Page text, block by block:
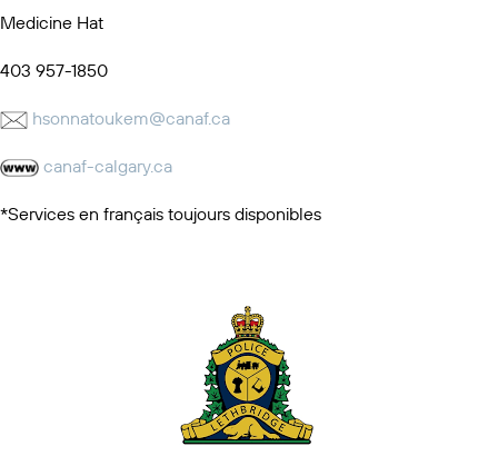
Medicine Hat
403 957-1850
hsonnatoukem@canaf.ca
canaf-calgary.ca
*Services en français toujours disponibles